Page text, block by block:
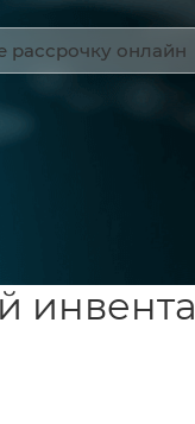
рассрочку онлайн